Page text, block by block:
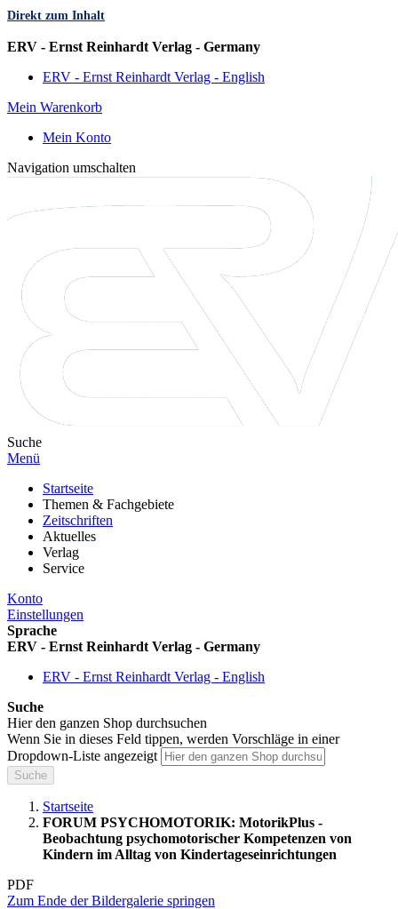
Direkt zum Inhalt
ERV - Ernst Reinhardt Verlag - Germany
ERV - Ernst Reinhardt Verlag - English
Mein Warenkorb
Mein Konto
Navigation umschalten
Suche
Menü
Startseite
Themen & Fachgebiete
Zeitschriften
Aktuelles
Verlag
Service
Konto
Einstellungen
Sprache
ERV - Ernst Reinhardt Verlag - Germany
ERV - Ernst Reinhardt Verlag - English
Suche
Hier den ganzen Shop durchsuchen
Wenn Sie in dieses Feld tippen, werden Vorschläge in einer
Dropdown-Liste angezeigt
Suche
Startseite
FORUM PSYCHOMOTORIK: MotorikPlus -
Beobachtung psychomotorischer Kompetenzen von
Kindern im Alltag von Kindertageseinrichtungen
PDF
Zum Ende der Bildergalerie springen